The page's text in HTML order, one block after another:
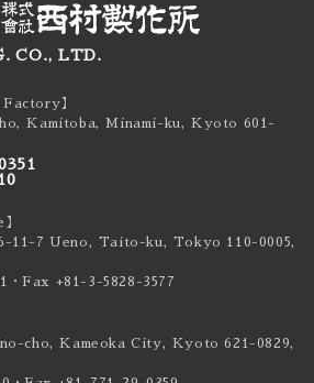
CO., LTD.
】
Kamitoba, Minami-ku,Kyoto 601-
11-7 Ueno, Taito-ku, Tokyo 110-0005,
・Fax +81-3-5828-3577
cho, Kameoka City, Kyoto 621-0829,